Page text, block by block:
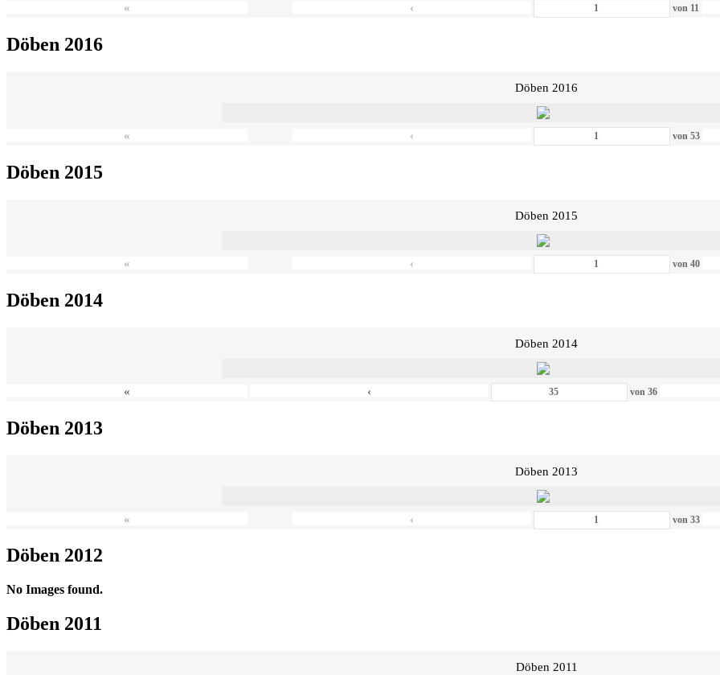
« ‹ von 11
Döben 2016
Döben 2016
« ‹ von53
Döben 2015
Döben 2015
« ‹ von40
Döben 2014
Döben 2014
« ‹ von36
Döben 2013
Döben 2013
« ‹ von33
Döben 2012
No Images found.
Döben 2011
Döben 2011